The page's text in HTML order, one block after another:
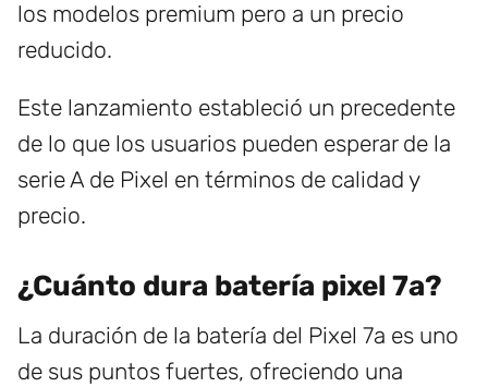
los modelos premium pero a un precio
reducido.
Este lanzamiento estableció un precedente
de lo que los usuarios pueden esperar de la
serie A de Pixel en términos de calidad y
precio.
¿Cuánto dura batería pixel 7a?
La duración de la batería del Pixel 7a es uno
de sus puntos fuertes, ofreciendo una